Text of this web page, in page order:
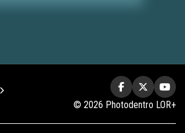
© 2026 Photodentro LOR+